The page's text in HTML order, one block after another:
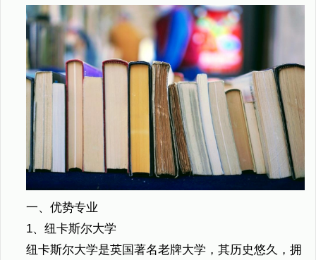
一、优势专业
1、纽卡斯尔大学
纽卡斯尔大学是英国著名老牌大学，其历史悠久，拥